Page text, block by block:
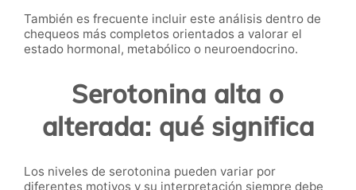
También es frecuente incluir este análisis dentro de
chequeos más completos orientados a valorar el
estado hormonal, metabólico o neuroendocrino.
Serotonina alta o
alterada: qué significa
Los niveles de serotonina pueden variar por
diferentes motivos y su interpretación siempre debe